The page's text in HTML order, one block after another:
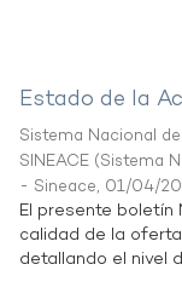
Estado de la
Sistema Nacional
SINEACE (Sistema
- Sineace, 01/04/
El presente
calidad de la
detallando el nivel